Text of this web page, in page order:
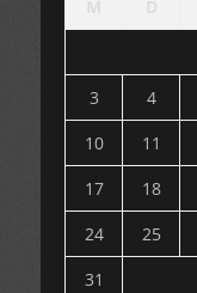
3
4
10
11
17
18
24
25
31